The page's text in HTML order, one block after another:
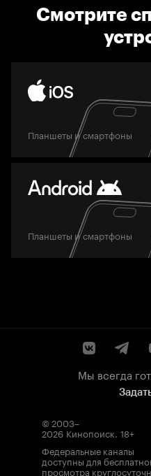
Смотрите
Планшеты и смартфоны
Планшеты и смартфоны
Мы всегда
© 2003–
2026 Кинопоиск. 18+
Федеральные каналы
доступны для
просмотра